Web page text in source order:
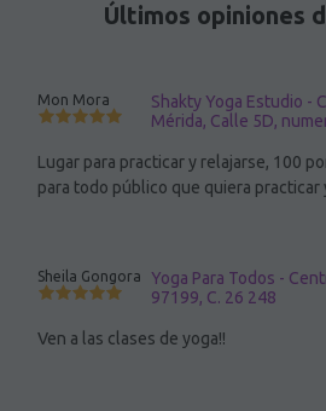
Últimos opiniones
Mon Mora
Shakty Yoga Estudio -
Mérida, Calle 5D,
Lugar para practicar y relajarse, 100
para todo público que quiera practicar
Sheila Gongora
Yoga Para Todos -
97199, C. 26 248
Ven a las clases de yoga!!